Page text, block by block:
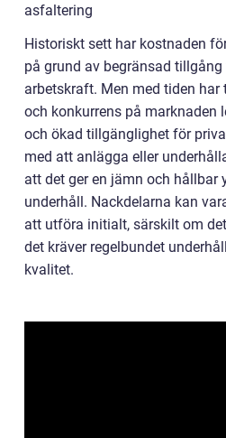
asfaltering
Historiskt sett har kostnaden
på grund av begränsad
arbetskraft. Men med tiden
och konkurrens på marknaden
och ökad tillgänglighet för
med att anlägga eller
att det ger en jämn och hållbar
underhåll. Nackdelarna kan
att utföra initialt, särskilt om
det kräver regelbundet
kvalitet.